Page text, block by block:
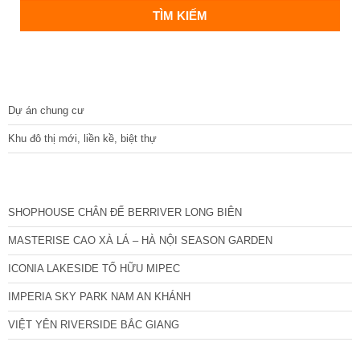
Dự án chung cư
Khu đô thị mới, liền kề, biệt thự
SHOPHOUSE CHÂN ĐẾ BERRIVER LONG BIÊN
MASTERISE CAO XÀ LÁ – HÀ NỘI SEASON GARDEN
ICONIA LAKESIDE TỐ HỮU MIPEC
IMPERIA SKY PARK NAM AN KHÁNH
VIỆT YÊN RIVERSIDE BẮC GIANG